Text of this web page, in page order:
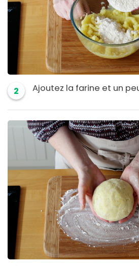
2 Ajoutez la farine et un